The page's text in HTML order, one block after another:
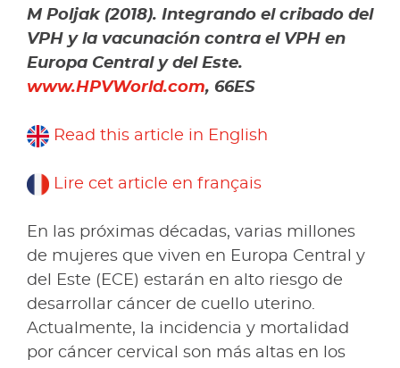
M Poljak (2018). Integrando el cribado del
VPH y la vacunación contra el VPH en
Europa Central y del Este.
www.HPVWorld.com, 66ES
Read this article in English
Lire cet article en français
En las próximas décadas, varias millones
de mujeres que viven en Europa Central y
del Este (ECE) estarán en alto riesgo de
desarrollar cáncer de cuello uterino.
Actualmente, la incidencia y mortalidad
por cáncer cervical son más altas en los